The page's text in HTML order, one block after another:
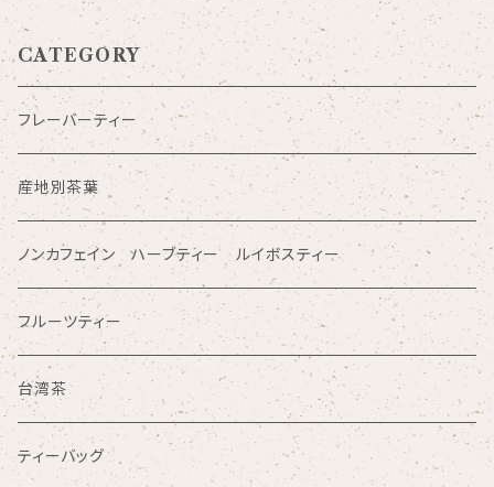
CATEGORY
フレーバーティー
産地別茶葉
ノンカフェイン ハーブティー ルイボスティー
フルーツティー
台湾茶
ティーバッグ